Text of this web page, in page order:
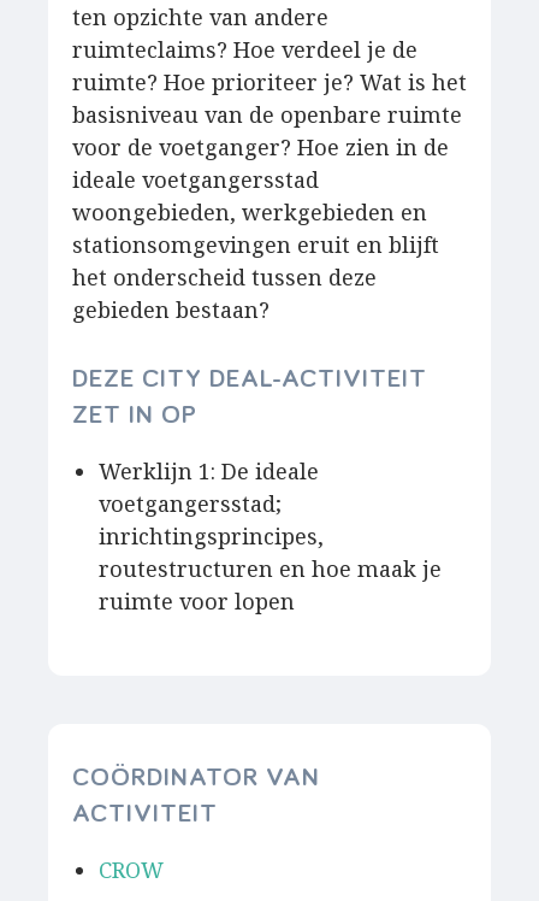
ten opzichte van andere
ruimteclaims? Hoe verdeel je de
ruimte? Hoe prioriteer je? Wat is het
basisniveau van de openbare ruimte
voor de voetganger? Hoe zien in de
ideale voetgangersstad
woongebieden, werkgebieden en
stationsomgevingen eruit en blijft
het onderscheid tussen deze
gebieden bestaan?
DEZE CITY DEAL-ACTIVITEIT
ZET IN OP
Werklijn 1: De ideale
voetgangersstad;
inrichtingsprincipes,
routestructuren en hoe maak je
ruimte voor lopen
COÖRDINATOR VAN
ACTIVITEIT
CROW